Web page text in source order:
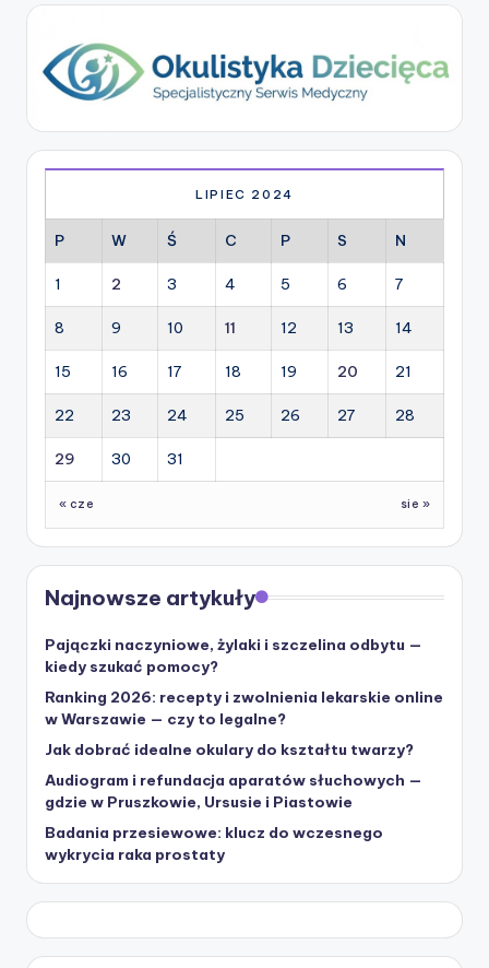
LIPIEC 2024
P W Ś C P S N
1 2 3 4 5 6 7
8 9 10 11 12 13 14
15 16 17 18 19 20 21
22 23 24 25 26 27 28
29 30 31
« cze sie »
Najnowsze artykuły
Pajączki naczyniowe, żylaki i szczelina odbytu —
kiedy szukać pomocy?
Ranking 2026: recepty i zwolnienia lekarskie online
w Warszawie — czy to legalne?
Jak dobrać idealne okulary do kształtu twarzy?
Audiogram i refundacja aparatów słuchowych —
gdzie w Pruszkowie, Ursusie i Piastowie
Badania przesiewowe: klucz do wczesnego
wykrycia raka prostaty